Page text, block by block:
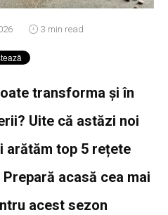
3 min read
transforma și în
Uite că astăzi noi
arătăm top 5 rețete
acasă cea mai
acest sezon